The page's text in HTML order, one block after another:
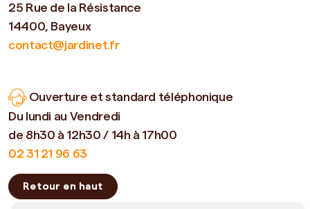
25 Rue de la Résistance
14400, Bayeux
contact@jardinet.fr
Ouverture et standard téléphonique
Du lundi au Vendredi
de 8h30 à 12h30 / 14h à 17h00
02 31 21 96 63
Retour en haut